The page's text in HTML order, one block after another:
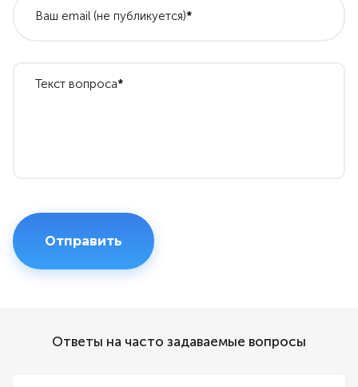
Ваш email (не публикуется)*
Текст вопроса*
Ответы на часто задаваемые вопросы